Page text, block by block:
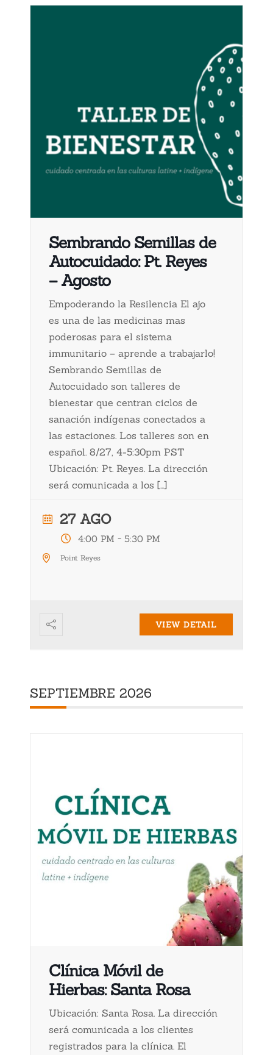
Sembrando Semillas de
Autocuidado: Pt. Reyes
– Agosto
Empoderando la Resilencia El ajo
es una de las medicinas mas
poderosas para el sistema
immunitario – aprende a trabajarlo!
Sembrando Semillas de
Autocuidado son talleres de
bienestar que centran ciclos de
sanación indígenas conectados a
las estaciones. Los talleres son en
español. 8/27, 4-5:30pm PST
Ubicación: Pt. Reyes. La dirección
será comunicada a los […]
27 AGO
4:00 PM - 5:30 PM
Point Reyes
VIEW DETAIL
SEPTIEMBRE 2026
Clínica Móvil de
Hierbas: Santa Rosa
Ubicación: Santa Rosa. La dirección
será comunicada a los clientes
registrados para la clínica. El